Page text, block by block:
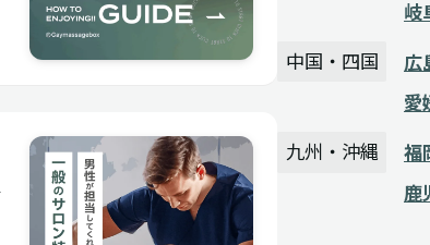
岐
中国・四国 広
愛
九州・沖縄 福
鹿